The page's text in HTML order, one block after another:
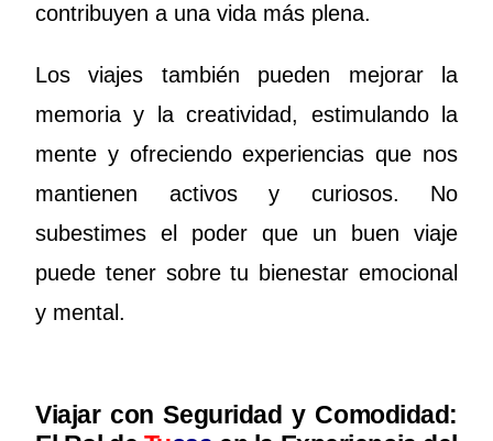
contribuyen a una vida más plena.
Los viajes también pueden mejorar la
memoria y la creatividad, estimulando la
mente y ofreciendo experiencias que nos
mantienen activos y curiosos. No
subestimes el poder que un buen viaje
puede tener sobre tu bienestar emocional
y mental.
Viajar con Seguridad y Comodidad: